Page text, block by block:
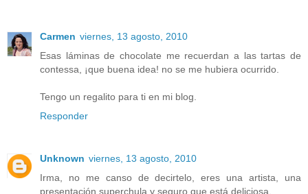
Carmen viernes, 13 agosto, 2010
Esas láminas de chocolate me recuerdan a las tartas de
contessa, ¡que buena idea! no se me hubiera ocurrido.
Tengo un regalito para ti en mi blog.
Responder
Unknown viernes, 13 agosto, 2010
Irma, no me canso de decirtelo, eres una artista, una
presentación superchula y seguro que está deliciosa.